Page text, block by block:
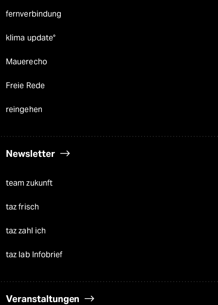
fernverbindung
klima update°
Mauerecho
Freie Rede
reingehen
Newsletter
team zukunft
taz frisch
taz zahl ich
taz lab Infobrief
Veranstaltungen